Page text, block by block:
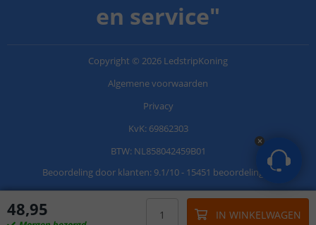
48,95 IN WINKELWAGEN
en service"
Copyright © 2026 LedstripKoning
Algemene voorwaarden
Privacy
KvK: 69862303
BTW: NL858042459B01
Beoordeling door klanten: 9.1/10- 15451 beoordelingen